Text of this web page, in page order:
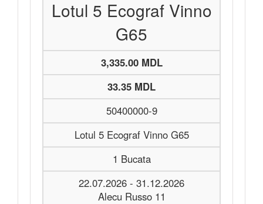
Lotul 5 Ecograf Vinno
G65
3,335.00 MDL
33.35 MDL
50400000-9
Lotul 5 Ecograf Vinno G65
1 Bucata
22.07.2026 - 31.12.2026
Alecu Russo 11